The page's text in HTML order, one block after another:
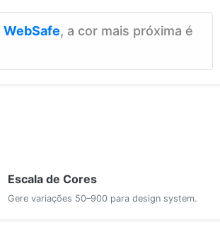
WebSafe, a cor mais próxima é
Escala de Cores
Gere variações 50–900 para design system.